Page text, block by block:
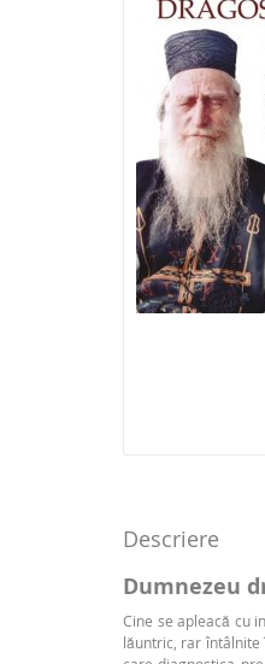
Descriere
Dumnezeu
Cine se apleacă cu
lăuntric, rar întâlnite